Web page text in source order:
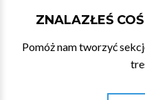
ZNALAZŁEŚ
Pomóż nam tworzyć